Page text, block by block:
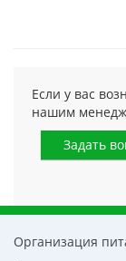
Если у вас
нашим
Задать
Организация